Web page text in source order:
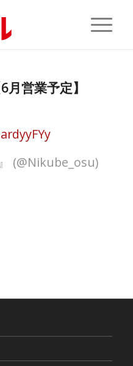
営業予定】
(@Nikube_osu)